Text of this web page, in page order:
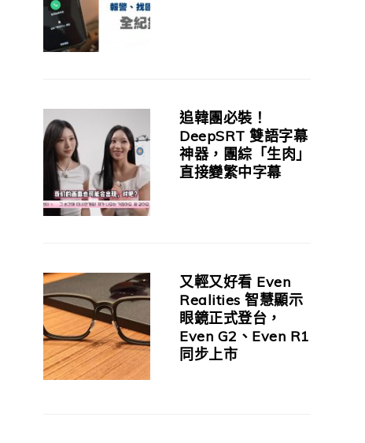
追韓團必裝！
DeepSRT 雙語字幕
神器，團綜「生肉」
直接變繁中字幕
又輕又好看 Even
Realities 智慧顯示
眼鏡正式登台，
Even G2、Even R1
同步上市